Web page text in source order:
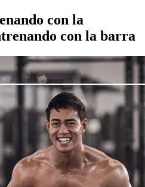
con la
con la barra